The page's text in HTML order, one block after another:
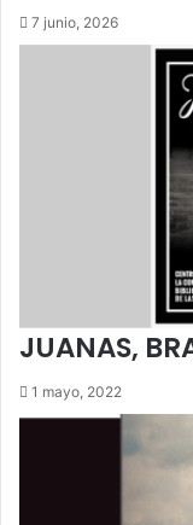
7 junio, 2026
JUANAS,
1 mayo, 2022